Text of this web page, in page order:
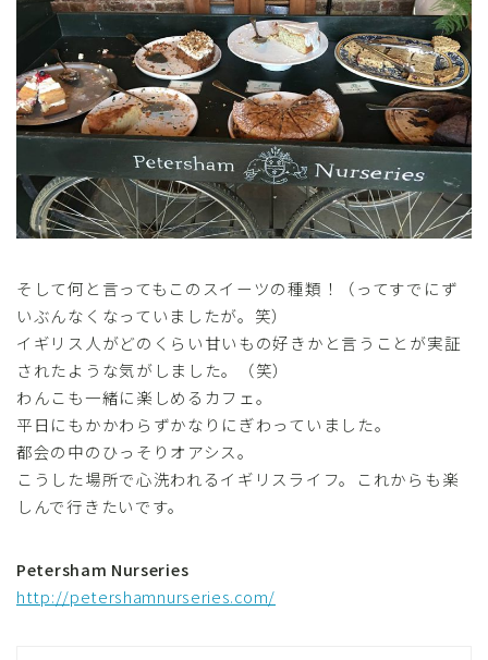
そして何と言ってもこのスイーツの種類！（ってすでにず
いぶんなくなっていましたが。笑）
イギリス人がどのくらい甘いもの好きかと言うことが実証
されたような気がしました。（笑）
わんこも一緒に楽しめるカフェ。
平日にもかかわらずかなりにぎわっていました。
都会の中のひっそりオアシス。
こうした場所で心洗われるイギリスライフ。これからも楽
しんで行きたいです。
Petersham Nurseries
http://petershamnurseries.com/